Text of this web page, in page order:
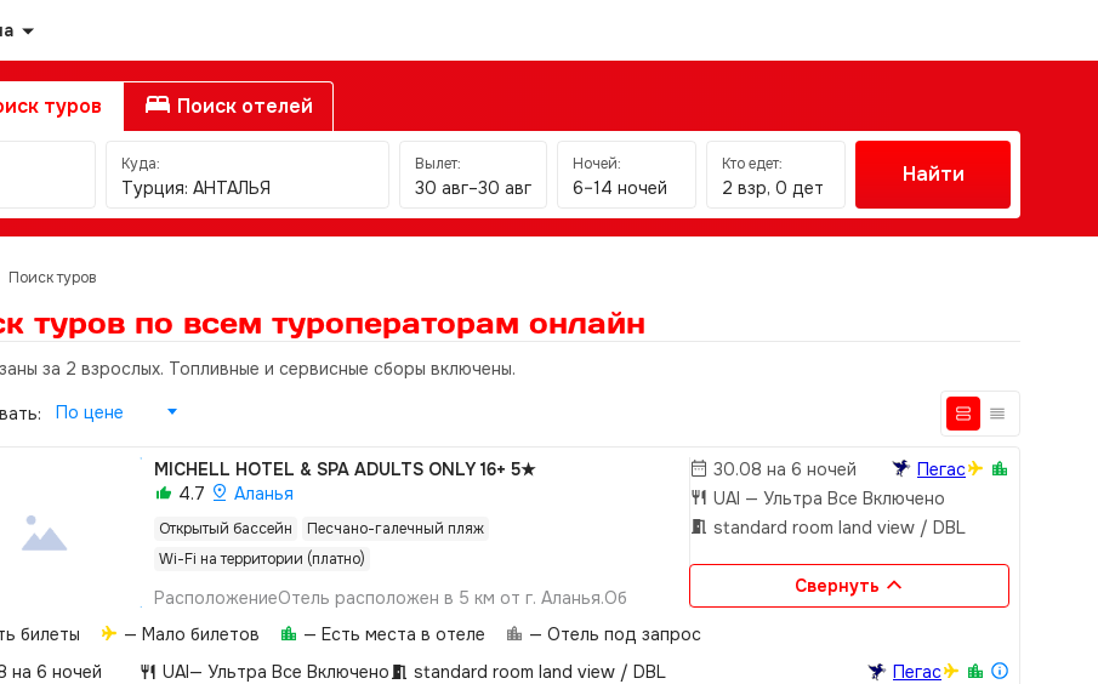
туров Поиск отелей
Куда:
Турция: АНТАЛЬЯ
Вылет:
30 авг–30 авг
Ночей:
6–14 ночей
Кто едет:
2 взр, 0 дет
Найти
Поиск туров
туров по всем туроператорам онлайн
за 2 взрослых. Топливные и сервисные сборы включены.
По цене
MICHELL HOTEL & SPA ADULTS ONLY 16+ 5★
4.7
Аланья
Открытый бассейн
Песчано-галечный пляж
Wi-Fi на территории (платно)
РасположениеОтель расположен в 5 км от г. Аланья.Об
отелеВключает в себя 7-этажное здание с лифтами.Для
гостей с ограниченными физическими возможностями:
доступны специальные условия и услуги, их наличие и
30.08 на 6 ночей
Пегас
UAI — Ультра Все Включено
standard room land view / DBL
Свернуть
билеты — Мало билетов — Есть места в отеле
— Отель под запрос
на 6 ночей
UAI— Ультра Все Включено standard room land view / DBL
Пегас